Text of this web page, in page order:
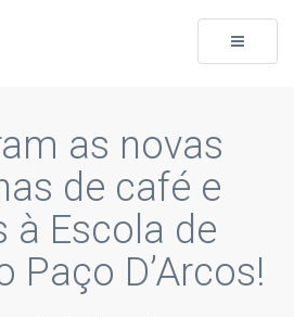
Toggle
as novas
de café e
à Escola de
Paço D’Arcos!